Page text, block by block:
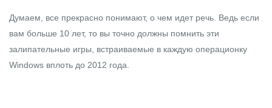
Думаем, все прекрасно понимают, о чем идет речь. Ведь если
вам больше 10 лет, то вы точно должны помнить эти
залипательные игры, встраиваемые в каждую операционку
Windows вплоть до 2012 года.